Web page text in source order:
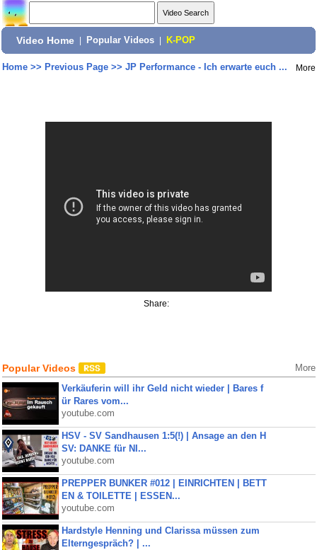
Video Home Popular Videos K-POP
Home>> Previous Page>> JP Performance - Ich erwarte euch ... More
Share:
Popular Videos More
Verkäuferin will ihr Geld nicht wieder | Bares f
ür Rares vom...
youtube.com
HSV - SV Sandhausen 1:5(!) | Ansage an den H
SV: DANKE für NI...
youtube.com
PREPPER BUNKER #012 | EINRICHTEN | BETT
EN & TOILETTE | ESSEN...
youtube.com
Hardstyle Henning und Clarissa müssen zum
Elterngespräch? | ...